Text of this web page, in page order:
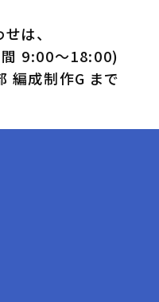
は、
9:00～18:00)
編成制作G まで